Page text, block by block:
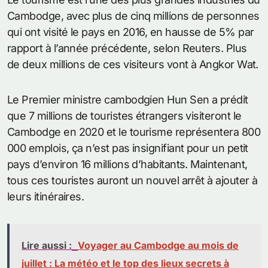
Cambodge, avec plus de cinq millions de personnes
qui ont visité le pays en 2016, en hausse de 5% par
rapport à l’année précédente, selon Reuters. Plus
de deux millions de ces visiteurs vont à Angkor Wat.
Le Premier ministre cambodgien Hun Sen a prédit
que 7 millions de touristes étrangers visiteront le
Cambodge en 2020 et le tourisme représentera 800
000 emplois, ça n’est pas insignifiant pour un petit
pays d’environ 16 millions d’habitants. Maintenant,
tous ces touristes auront un nouvel arrêt à ajouter à
leurs itinéraires.
Lire aussi : Voyager au Cambodge au mois de
juillet : La météo et le top des lieux secrets à